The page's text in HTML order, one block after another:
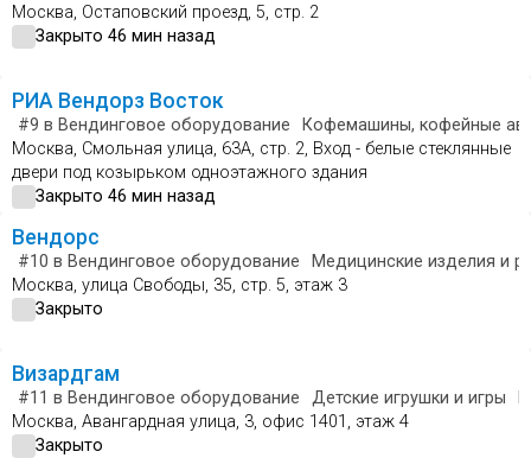
Москва, Остаповский проезд, 5, стр. 2
Закрыто 46 мин назад
РИА Вендорз Восток
#9 в Вендинговое оборудование
Кофемашины, кофейные
Москва, Смольная улица, 63А, стр. 2, Вход - белые стеклянные
двери под козырьком одноэтажного здания
Закрыто 46 мин назад
Вендорс
#10 в Вендинговое оборудование
Медицинские изделия и
Москва, улица Свободы, 35, стр. 5, этаж 3
Закрыто
Визардгам
#11 в Вендинговое оборудование Детские игрушки и игры
Москва, Авангардная улица, 3, офис 1401, этаж 4
Закрыто